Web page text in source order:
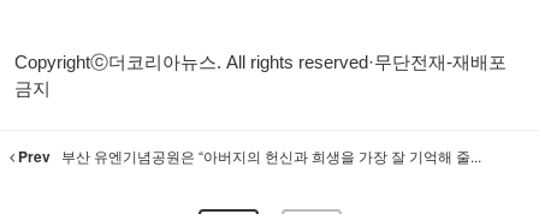
Copyrightⓒ더코리아뉴스. All rights reserved·무단전재-재배포
금지
Prev 부산 유엔기념공원은 “아버지의 헌신과 희생을 가장 잘 기억해 줄...